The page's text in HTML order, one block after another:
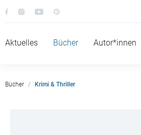
Aktuelles Bücher Autor*innen
Bücher Krimi & Thriller